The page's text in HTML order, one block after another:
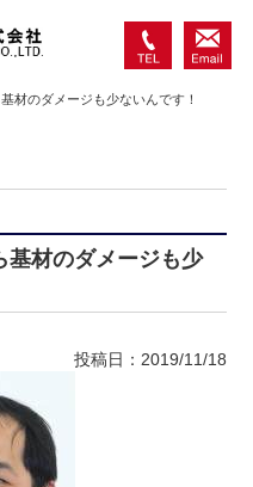
74-
い合
材のダメージも少ないんです！
基材のダメージも少
投稿日：2019/11/18